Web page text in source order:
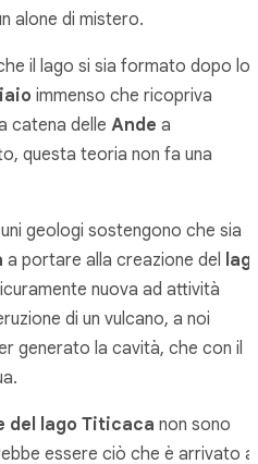
alone di mistero.
il lago si sia formato dopo lo
immenso che ricopriva
catena delle Ande a
questa teoria non fa una
geologi sostengono che sia
a portare alla creazione del
nuova ad attività
di un vulcano, a noi
generato la cavità, che con il
del lago Titicaca non sono
essere ciò che è arrivato a